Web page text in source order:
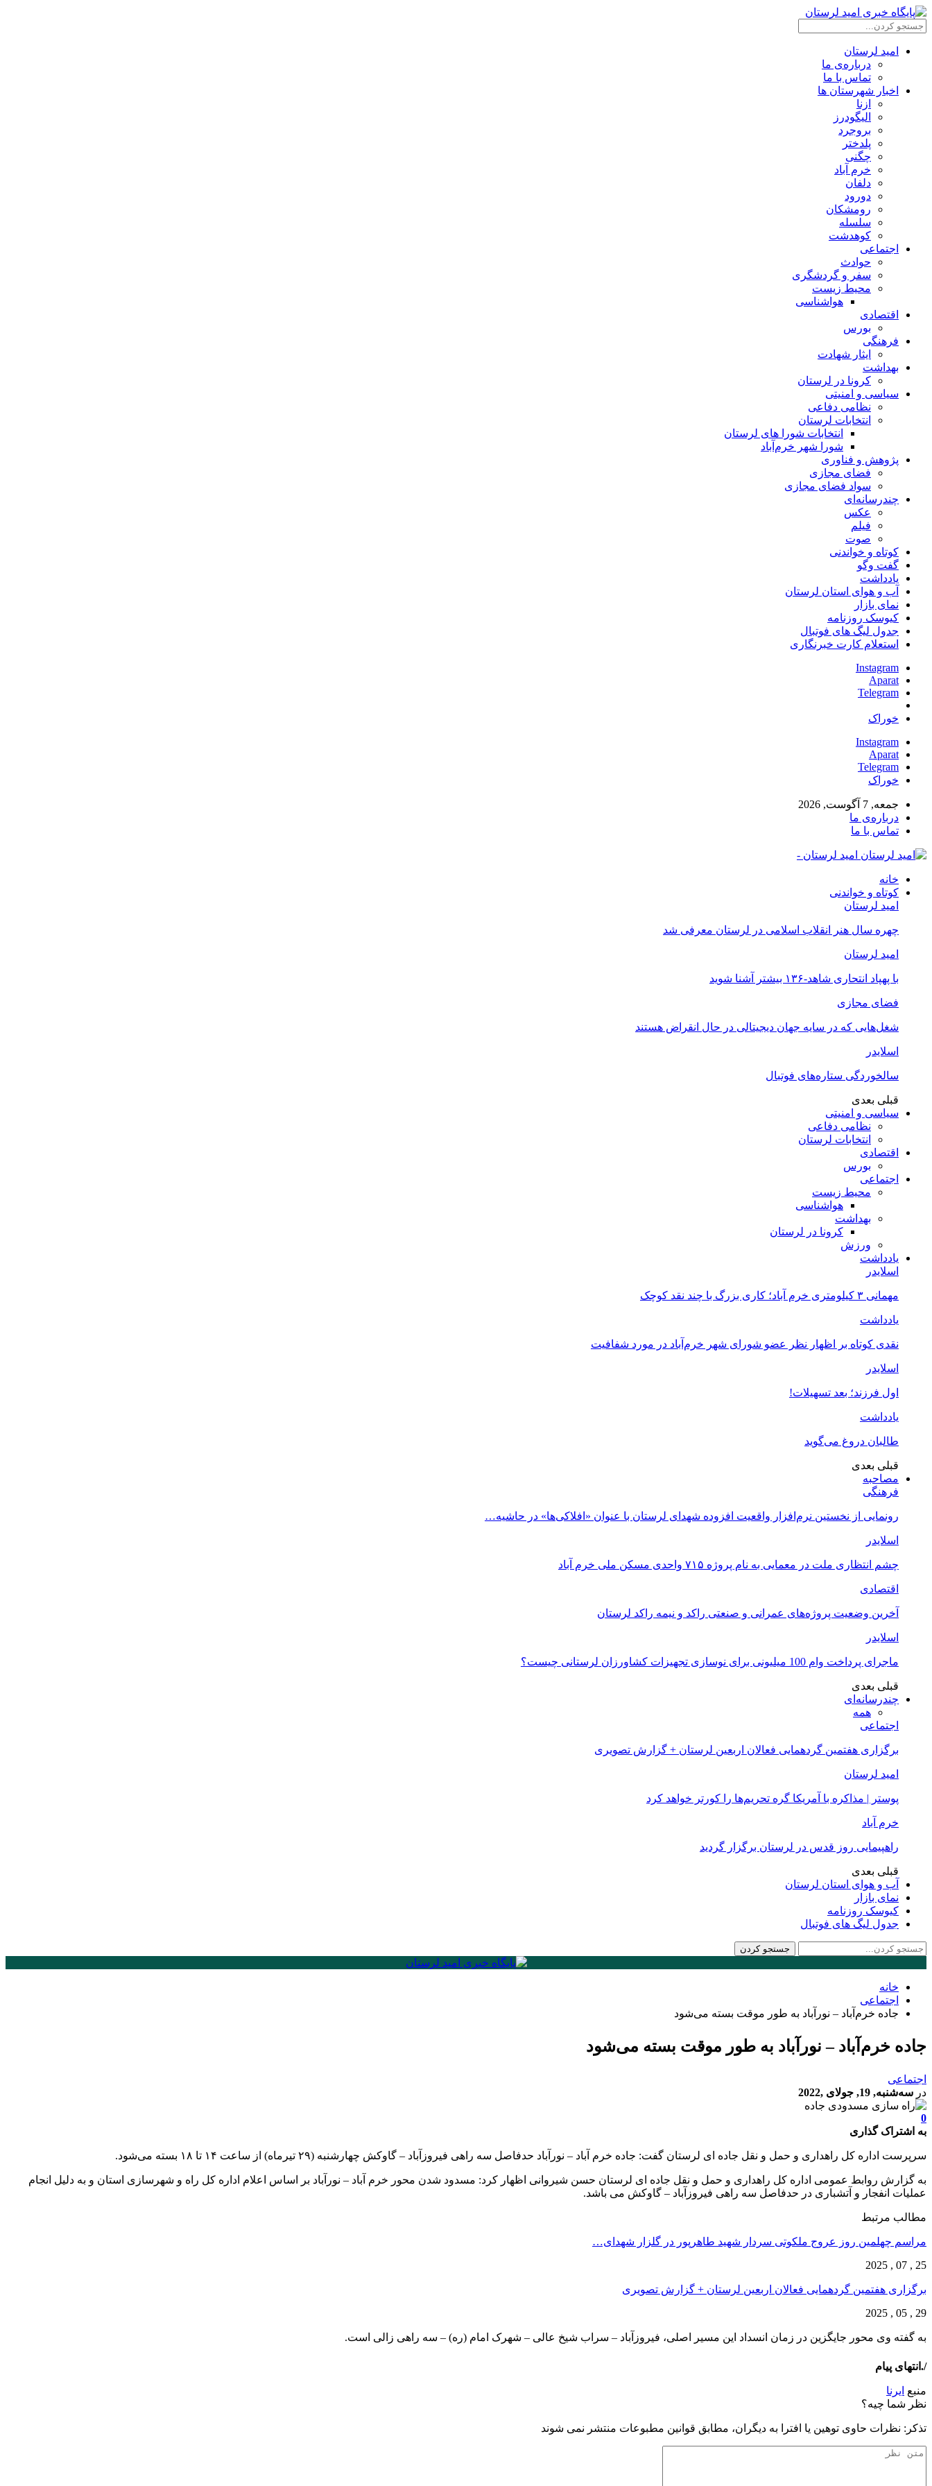
امید لرستان
درباره‌ی ما
تماس با ما
اخبار شهرستان ها
ازنا
الیگودرز
بروجرد
پلدختر
چگنی
خرم آباد
دلفان
دورود
رومشکان
سلسله
کوهدشت
اجتماعی
حوادث
سفر و گردشگری
محیط زیست
هواشناسی
اقتصادی
بورس
فرهنگی
ایثار شهادت
بهداشت
کرونا در لرستان
سیاسی و امنیتی
نظامی دفاعی
انتخابات لرستان
انتخابات شورا های لرستان
شورا شهر خرم‌آباد
پژوهش و فناوری
فضای مجازی
سواد فضای مجازی
چندرسانه‌ای
عكس
فیلم
صوت
کوتاه و خواندنی
گفت وگو
یادداشت
آب و هوای استان لرستان
نمای بازار
کیوسک روزنامه
جدول لیگ های فوتبال
استعلام کارت خبرنگاری
Instagram
Aparat
Telegram
خوراک
Instagram
Aparat
Telegram
خوراک
جمعه, 7 آگوست, 2026
درباره‌ی ما
تماس با ما
امید لرستان -
خانه
کوتاه و خواندنی
امید لرستان
چهره سال هنر انقلاب اسلامی در لرستان معرفی شد
امید لرستان
با پهپاد انتحاری شاهد-۱۳۶ بیشتر آشنا شوید
فضای مجازی
شغل‌‌هایی که در سایه جهان دیجیتالی در حال انقراض هستند
اسلایدر
سالخوردگی ستاره‌های فوتبال
قبلی بعدی
سیاسی و امنیتی
نظامی دفاعی
انتخابات لرستان
اقتصادی
بورس
اجتماعی
محیط زیست
هواشناسی
بهداشت
کرونا در لرستان
ورزش
یادداشت
اسلایدر
مهمانی ۳ کیلومتری خرم آباد؛ کاری بزرگ با چند نقد کوچک
یادداشت
نقدی کوتاه بر اظهار نظر عضو شورای شهر خرم‌آباد در مورد شفافیت
اسلایدر
اول فرزند؛ بعد تسهیلات!
یادداشت
طالبان دروغ می‌گوید
قبلی بعدی
مصاحبه
فرهنگی
رونمایی از نخستین نرم‌افزار واقعیت افزوده شهدای لرستان با عنوان «افلاکی‌ها» در حاشیه…
اسلایدر
چشم انتظاری ملت در معمایی به نام پروژه ۷۱۵ واحدی مسکن ملی خرم آباد
اقتصادی
آخرین وضعیت پروژه‌های عمرانی و صنعتی راکد و نیمه راکد لرستان
اسلایدر
ماجرای پرداخت وام 100 میلیونی برای نوسازی تجهیزات کشاورزان لرستانی چیست؟
قبلی بعدی
چندرسانه‌ای
همه
اجتماعی
برگزاری هفتمین گردهمایی فعالان اربعین لرستان + گزارش تصویری
امید لرستان
پوستر | مذاکره با آمریکا گره تحریم‌ها را کورتر خواهد کرد
خرم آباد
راهپیمایی روز قدس در لرستان برگزار گردید
قبلی بعدی
آب و هوای استان لرستان
نمای بازار
کیوسک روزنامه
جدول لیگ های فوتبال
خانه
اجتماعی
جاده خرم‌آباد – نورآباد به طور موقت بسته می‌شود
جاده خرم‌آباد – نورآباد به طور موقت بسته می‌شود
اجتماعی
در سه‌شنبه, 19, جولای ,2022
0
به اشتراک گذاری
سرپرست اداره کل راهداری و حمل و نقل جاده ای لرستان گفت: جاده خرم آباد – نورآباد حدفاصل سه راهی فیروزآباد – گاوکش چهارشنبه (۲۹ تیرماه) از ساعت ۱۴ تا ۱۸ بسته می‌شود.
به گزارش روابط عمومی اداره کل راهداری و حمل و نقل جاده ای لرستان حسن شیروانی اظهار کرد: مسدود شدن محور خرم آباد – نورآباد بر اساس اعلام اداره کل راه و شهرسازی استان و به دلیل انجام
عملیات انفجار و آتشباری در حدفاصل سه راهی فیروزآباد – گاوکش می باشد.
مطالب مرتبط
مراسم چهلمین روز عروج ملکوتی سردار شهید طاهرپور در گلزار شهدای…
25 , 07 , 2025
برگزاری هفتمین گردهمایی فعالان اربعین لرستان + گزارش تصویری
29 , 05 , 2025
به گفته وی محور جایگزین در زمان انسداد این مسیر اصلی، فیروزآباد – سراب شیخ عالی – شهرک امام (ره) – سه راهی زالی است.
/.انتهای پیام
منبع ایرنا
نظر شما چیه؟
تذكر: نظرات حاوی توهين يا افترا به ديگران، مطابق قوانين مطبوعات منتشر نمی شوند